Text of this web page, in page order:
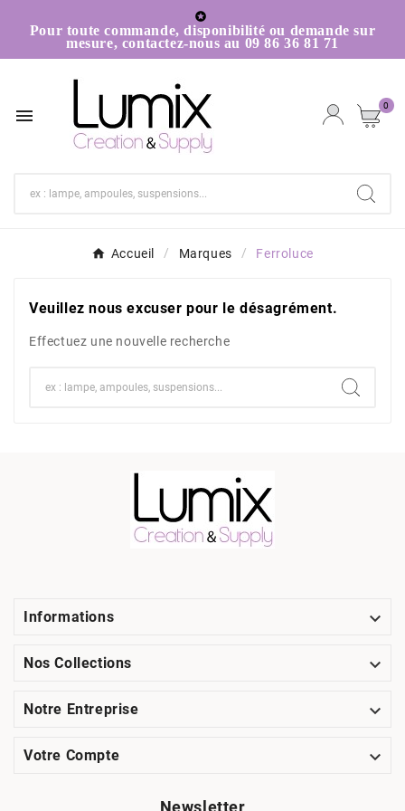

Pour toute commande, disponibilité ou demande sur
mesure, contactez-nous au 09 86 36 81 71
 0
Accueil Marques Ferroluce
Veuillez nous excuser pour le désagrément.
Effectuez une nouvelle recherche
Informations 
Nos Collections 
Notre Entreprise 
Votre Compte 
Newsletter